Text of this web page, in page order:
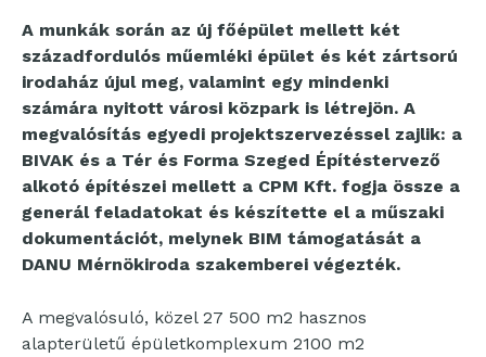
A munkák során az új főépület mellett két
századfordulós műemléki épület és két zártsorú
irodaház újul meg, valamint egy mindenki
számára nyitott városi közpark is létrejön. A
megvalósítás egyedi projektszervezéssel zajlik: a
BIVAK és a Tér és Forma Szeged Építéstervező
alkotó építészei mellett a CPM Kft. fogja össze a
generál feladatokat és készítette el a műszaki
dokumentációt, melynek BIM támogatását a
DANU Mérnökiroda szakemberei végezték.
A megvalósuló, közel 27 500 m2 hasznos
alapterületű épületkomplexum 2100 m2